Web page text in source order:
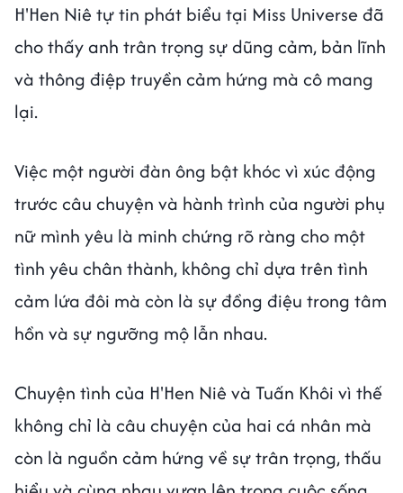
H'Hen Niê tự tin phát biểu tại Miss Universe đã
cho thấy anh trân trọng sự dũng cảm, bản lĩnh
và thông điệp truyền cảm hứng mà cô mang
lại.
Việc một người đàn ông bật khóc vì xúc động
trước câu chuyện và hành trình của người phụ
nữ mình yêu là minh chứng rõ ràng cho một
tình yêu chân thành, không chỉ dựa trên tình
cảm lứa đôi mà còn là sự đồng điệu trong tâm
hồn và sự ngưỡng mộ lẫn nhau.
Chuyện tình của H'Hen Niê và Tuấn Khôi vì thế
không chỉ là câu chuyện của hai cá nhân mà
còn là nguồn cảm hứng về sự trân trọng, thấu